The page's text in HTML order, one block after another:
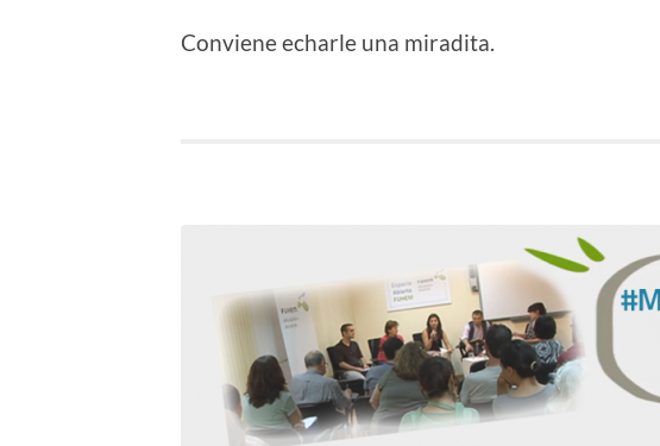
Conviene echarle una miradita.